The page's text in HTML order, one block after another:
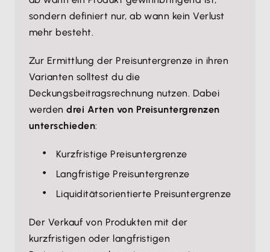
sondern definiert nur, ab wann kein Verlust
mehr besteht.
Zur Ermittlung der Preisuntergrenze in ihren
Varianten solltest du die
Deckungsbeitragsrechnung nutzen. Dabei
werdendrei Arten von Preisuntergrenzen
unterschieden:
Kurzfristige Preisuntergrenze
Langfristige Preisuntergrenze
Liquiditätsorientierte Preisuntergrenze
Der Verkauf von Produkten mit der
kurzfristigen oder langfristigen